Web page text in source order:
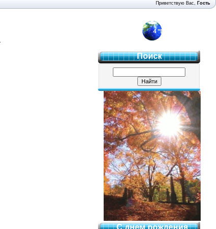
Приветствую Вас, Гость
4 "Б"
Поиск
С днем рождения